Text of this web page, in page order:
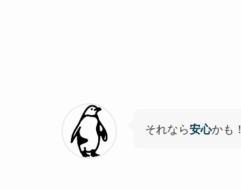
それなら安心かも！